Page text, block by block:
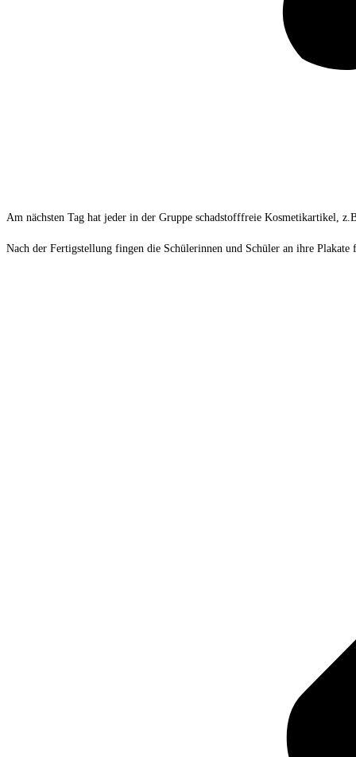
Am nächsten Tag hat jeder in der Gruppe schadstofffreie Kosmetikartikel,
Nach der Fertigstellung fingen die Schülerinnen und Schüler an ihre